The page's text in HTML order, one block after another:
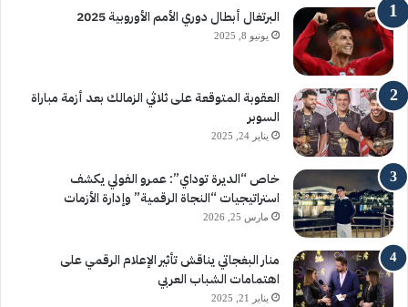
البرتغال أبطال دوري الأمم الأوروبية 2025
يونيو 8, 2025
العقوبة المتوقعة على ثلاثي الزمالك بعد أزمة مباراة
السوبر
يناير 24, 2025
خاص “الديرة توداي”: عمرو الفولي يكشف
استراتيجيات “النجاة الرقمية” وإدارة الأزمات
مارس 25, 2026
منار البغجاتي يناقش تأثير الإعلام الرقمي على
اهتمامات الشباب العربي
يناير 21, 2025